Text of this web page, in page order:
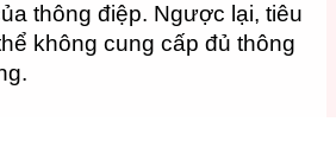
thông điệp. Ngược lại, tiêu
không cung cấp đủ thông